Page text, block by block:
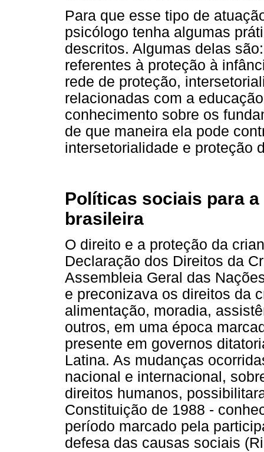
Para que esse tipo de
psicólogo tenha algumas
descritos. Algumas delas
referentes à proteção à
rede de proteção,
relacionadas com a
conhecimento sobre os
de que maneira ela pode
intersetorialidade e proteção
Políticas sociais para
brasileira
O direito e a proteção da
Declaração dos Direitos da
Assembleia Geral das
e preconizava os direitos da
alimentação, moradia,
outros, em uma época
presente em governos
Latina. As mudanças
nacional e internacional,
direitos humanos,
Constituição de 1988 -
período marcado pela
defesa das causas sociais